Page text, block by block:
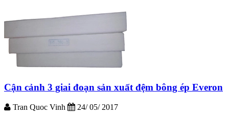
Cận cảnh 3 giai đoạn sản xuất đệm bông ép Everon
Tran Quoc Vinh
24/ 05/ 2017